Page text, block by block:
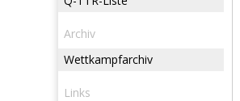
Archiv
Wettkampfarchiv
Links